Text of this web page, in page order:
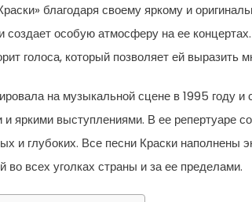
благодаря своему яркому и
создает особую атмосферу на ее
голоса, который позволяет ей выразить
на музыкальной сцене в 1995 году и
яркими выступлениями. В ее репертуаре
и глубоких. Все песни Краски наполнены
всех уголках страны и за ее пределами.